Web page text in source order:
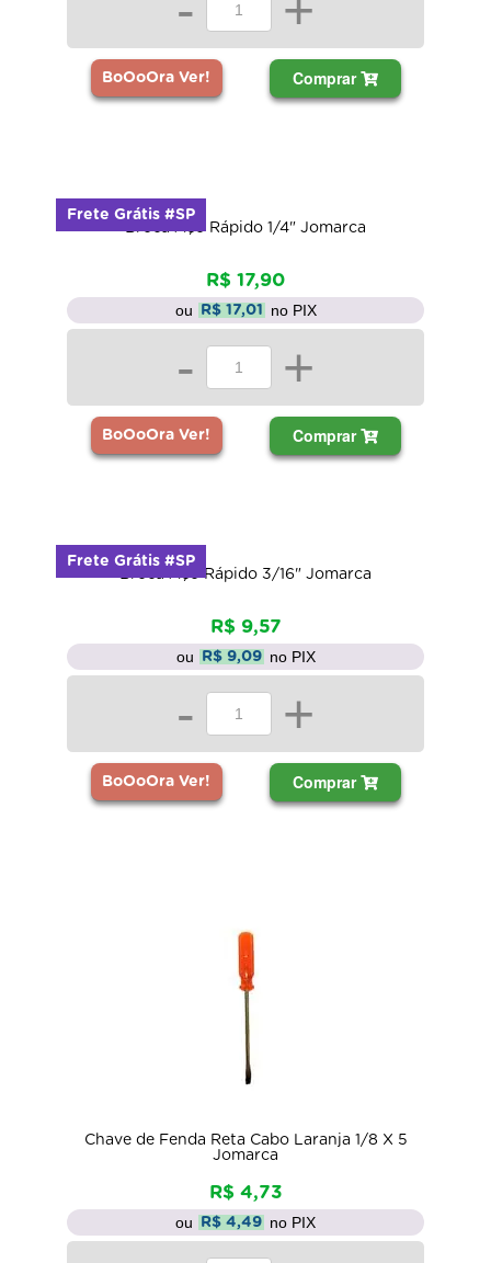
BoOoOra Ver! Comprar
Broca Aço Rápido 1/4" Jomarca
R$ 17,90
ou R$ 17,01 no PIX
- +
BoOoOra Ver! Comprar
Frete Grátis #SP
Broca Aço Rápido 3/16" Jomarca
R$ 9,57
ou R$ 9,09 no PIX
- +
BoOoOra Ver! Comprar
Frete Grátis #SP
Chave de Fenda Reta Cabo Laranja 1/8 X 5
Jomarca
R$ 4,73
ou R$ 4,49 no PIX